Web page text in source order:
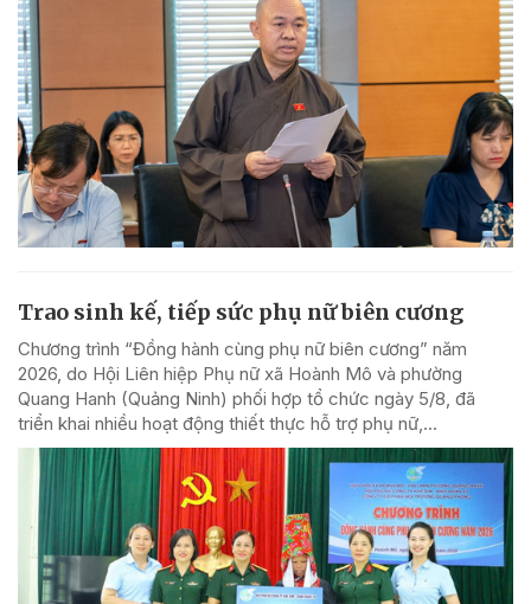
Trao sinh kế, tiếp sức phụ nữ biên cương
Chương trình “Đồng hành cùng phụ nữ biên cương” năm
2026, do Hội Liên hiệp Phụ nữ xã Hoành Mô và phường
Quang Hanh (Quảng Ninh) phối hợp tổ chức ngày 5/8, đã
triển khai nhiều hoạt động thiết thực hỗ trợ phụ nữ,...